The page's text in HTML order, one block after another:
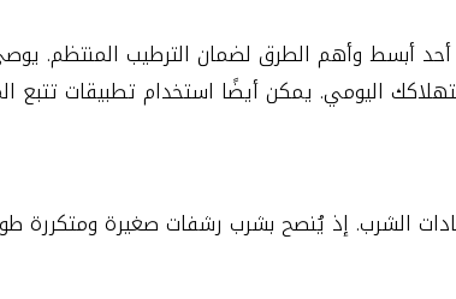
أبسط وأهم الطرق لضمان الترطيب المنتظم.
اليومي. يمكن أيضًا استخدام تطبيقات تتبع
الشرب. إذ يُنصح بشرب رشفات صغيرة ومتكررة